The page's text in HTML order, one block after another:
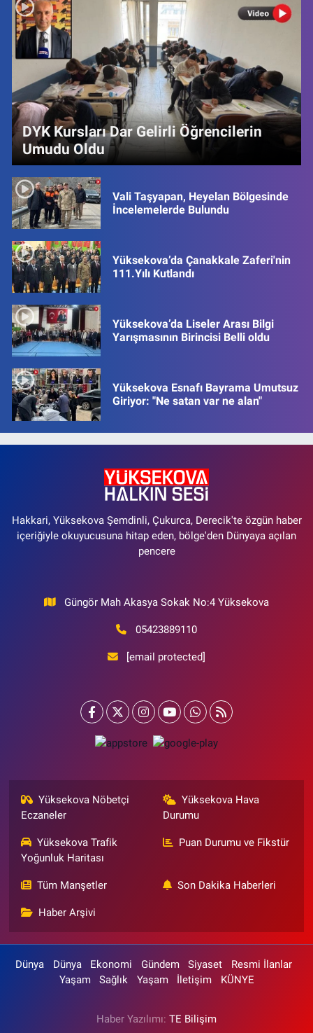
DYK Kursları Dar Gelirli Öğrencilerin
Umudu Oldu
Vali Taşyapan, Heyelan Bölgesinde
İncelemelerde Bulundu
Yüksekova’da Çanakkale Zaferi'nin
111.Yılı Kutlandı
Yüksekova’da Liseler Arası Bilgi
Yarışmasının Birincisi Belli oldu
Yüksekova Esnafı Bayrama Umutsuz
Giriyor: "Ne satan var ne alan"
Hakkari, Yüksekova Şemdinli, Çukurca, Derecik'te özgün haber
içeriğiyle okuyucusuna hitap eden, bölge'den Dünyaya açılan
pencere
Güngör Mah Akasya Sokak No:4 Yüksekova
05423889110
[email protected]
Yüksekova Nöbetçi
Eczaneler
Yüksekova Hava
Durumu
Yüksekova Trafik
Yoğunluk Haritası
Puan Durumu ve Fikstür
Tüm Manşetler Son Dakika Haberleri
Haber Arşivi
Dünya Dünya Ekonomi Gündem Siyaset
Resmi İlanlar
Yaşam
Sağlık Yaşam İletişim KÜNYE
Haber Yazılımı: TE Bilişim